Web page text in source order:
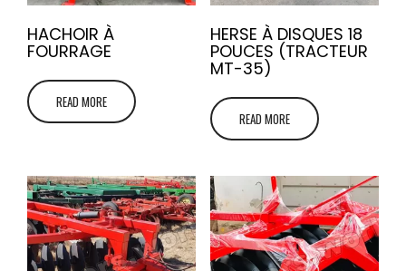
HACHOIR À
FOURRAGE
READ MORE
HERSE À DISQUES 18
POUCES (TRACTEUR
MT-35)
READ MORE